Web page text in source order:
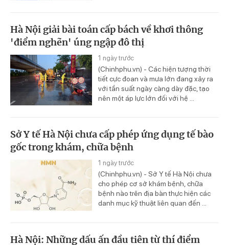
Hà Nội giải bài toán cấp bách về khơi thông
'điểm nghẽn' úng ngập đô thị
1 ngày trước
(Chinhphu.vn) - Các hiện tượng thời
tiết cực đoan và mưa lớn đang xảy ra
với tần suất ngày càng dày đặc, tạo
nên một áp lực lớn đối với hệ ...
Sở Y tế Hà Nội chưa cấp phép ứng dụng tế bào
gốc trong khám, chữa bệnh
1 ngày trước
(Chinhphu.vn) - Sở Y tế Hà Nội chưa
cho phép cơ sở khám bệnh, chữa
bệnh nào trên địa bàn thực hiện các
danh mục kỹ thuật liên quan đến ...
Hà Nội: Những dấu ấn đầu tiên từ thí điểm